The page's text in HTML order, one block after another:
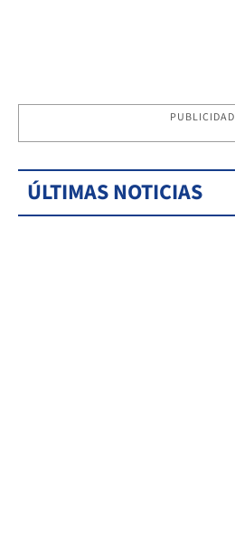
PUBLICIDAD
ÚLTIMAS NOTICIAS